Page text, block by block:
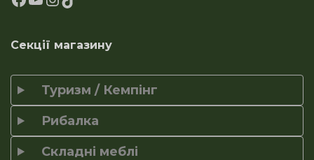
Секції магазину
Туризм / Кемпінг
Рибалка
Складні меблі